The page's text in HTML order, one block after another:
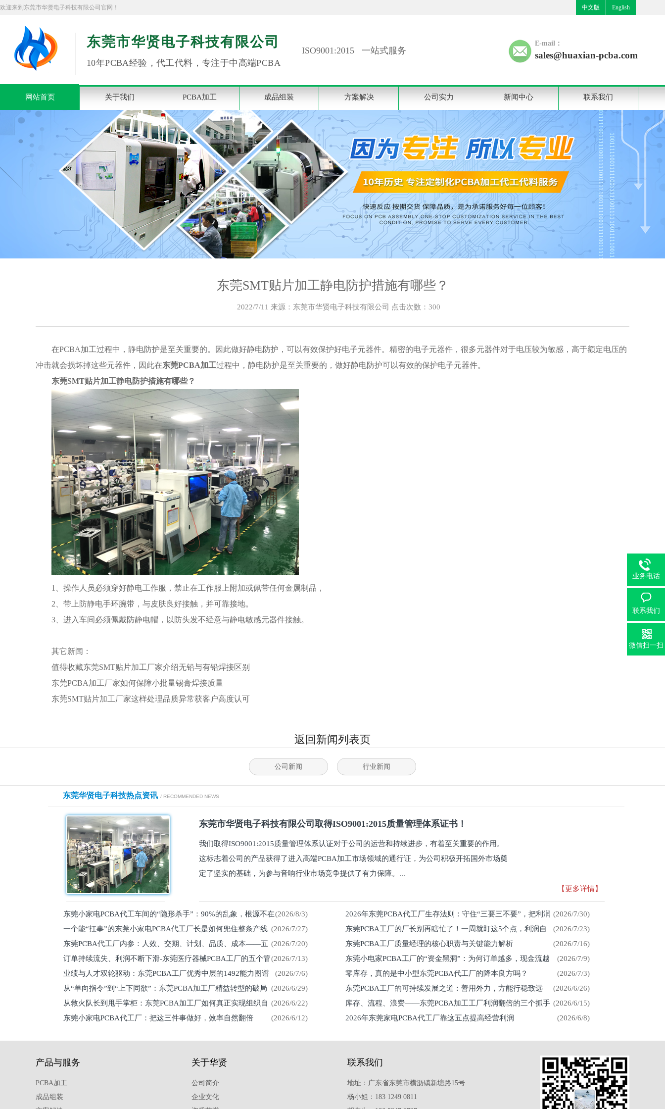
欢迎来到东莞市华贤电子科技有限公司官网！ 中文版 English
东莞市华贤电子科技有限公司
10年PCBA经验，代工代料，专注于中高端PCBA
ISO9001:2015 一站式服务
E-mail：
sales@huaxian-pcba.com
网站首页 关于我们 PCBA加工 成品组装 方案解决 公司实力 新闻中心 联系我们
东莞SMT贴片加工静电防护措施有哪些？
2022/7/11 来源：东莞市华贤电子科技有限公司 点击次数： 300
在PCBA加工过程中，静电防护是至关重要的。因此做好静电防护，可以有效保护好电子元器件。精密的电子元器件，很多元器件对于电压较为敏感，高于额定电压的
冲击就会损坏掉这些元器件，因此在东莞PCBA加工过程中，静电防护是至关重要的，做好静电防护可以有效的保护电子元器件。
东莞SMT贴片加工静电防护措施有哪些？
1、操作人员必须穿好静电工作服，禁止在工作服上附加或佩带任何金属制品，
2、带上防静电手环腕带，与皮肤良好接触，并可靠接地。
3、进入车间必须佩戴防静电帽，以防头发不经意与静电敏感元器件接触。
其它新闻：
值得收藏东莞SMT贴片加工厂家介绍无铅与有铅焊接区别
东莞PCBA加工厂家如何保障小批量锡膏焊接质量
东莞SMT贴片加工厂家这样处理品质异常获客户高度认可
返回新闻列表页
公司新闻 行业新闻
东莞华贤电子科技热点资讯 / RECOMMENDED NEWS
东莞市华贤电子科技有限公司取得ISO9001:2015质量管理体系证书！
我们取得ISO9001:2015质量管理体系认证对于公司的运营和持续进步，有着至关重要的作用。
这标志着公司的产品获得了进入高端PCBA加工市场领域的通行证，为公司积极开拓国外市场奠
定了坚实的基础，为参与音响行业市场竞争提供了有力保障。...
【更多详情】
(2026/8/3)
东莞小家电PCBA代工车间的“隐形杀手”：90%的乱象，根源不在
员工
(2026/7/30)
2026年东莞PCBA代工厂生存法则：守住“三要三不要”，把利润
留在车间
(2026/7/27)
一个能“扛事”的东莞小家电PCBA代工厂长是如何兜住整条产线
(2026/7/23)
东莞PCBA工厂的厂长别再瞎忙了！一周就盯这5个点，利润自
然来
(2026/7/20)
东莞PCBA代工厂内参：人效、交期、计划、品质、成本——五
维锁客法则
(2026/7/16)
东莞PCBA工厂质量经理的核心职责与关键能力解析
(2026/7/13)
订单持续流失、利润不断下滑-东莞医疗器械PCBA工厂的五个管
理死穴必须堵住
(2026/7/9)
东莞小电家PCBA工厂的“资金黑洞”：为何订单越多，现金流越
紧？
(2026/7/6)
业绩与人才双轮驱动：东莞PCBA工厂优秀中层的1492能力图谱 (2026/7/3)
零库存，真的是中小型东莞PCBA代工厂的降本良方吗？
(2026/6/29)
从“单向指令”到“上下同欲”：东莞PCBA加工厂精益转型的破局
关键
(2026/6/26)
东莞PCBA工厂的可持续发展之道：善用外力，方能行稳致远
(2026/6/22)
从救火队长到甩手掌柜：东莞PCBA加工厂如何真正实现组织自
(2026/6/15)
库存、流程、浪费——东莞PCBA加工工厂利润翻倍的三个抓手
(2026/6/12)
东莞小家电PCBA代工厂：把这三件事做好，效率自然翻倍 (2026/6/8)
2026年东莞家电PCBA代工厂靠这五点提高经营利润
产品与服务
PCBA加工
成品组装
关于华贤
公司简介
企业文化
联系我们
地址：广东省东莞市横沥镇新塘路15号
杨小姐：183 1249 0811
业务电话
联系我们
微信扫一扫